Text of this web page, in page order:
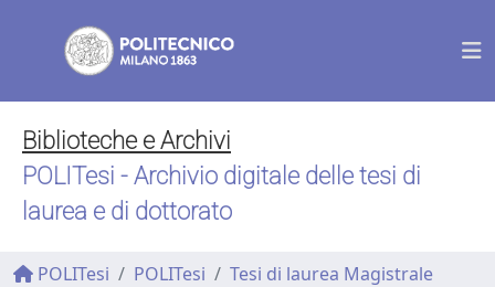
Biblioteche e Archivi
POLITesi - Archivio digitale delle tesi di
laurea e di dottorato
POLITesi POLITesi Tesi di laurea Magistrale